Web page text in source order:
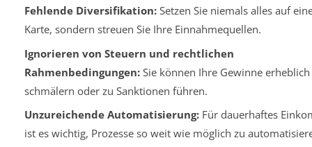
Fehlende Diversifikation:Setzen Sie niemals alles auf
Karte, sondern streuen Sie Ihre Einnahmequellen.
Ignorieren von Steuern und rechtlichen
Rahmenbedingungen:Sie können Ihre Gewinne erheblich
schmälern oder zu Sanktionen führen.
Unzureichende Automatisierung:Für dauerhaftes
ist es wichtig, Prozesse so weit wie möglich zu